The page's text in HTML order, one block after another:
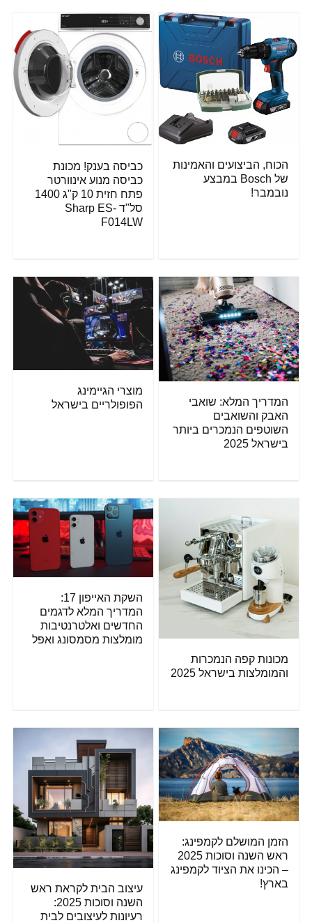
הכוח, הביצועים והאמינות
של Bosch במבצע
נובמבר!
כביסה בענק! מכונת
כביסה מנוע אינוורטר
פתח חזית 10 ק"ג 1400
סל"ד Sharp ES-
F014LW
המדריך המלא: שואבי
האבק והשואבים
השוטפים הנמכרים ביותר
בישראל 2025
מוצרי הגיימינג
הפופולריים בישראל
מכונות קפה הנמכרות
והמומלצות בישראל 2025
השקת האייפון 17:
המדריך המלא לדגמים
החדשים ואלטרנטיבות
מומלצות מסמסונג ואפל
הזמן המושלם לקמפינג:
ראש השנה וסוכות 2025
– הכינו את הציוד לקמפינג
בארץ!
עיצוב הבית לקראת ראש
השנה וסוכות 2025:
רעיונות לעיצובים לבית